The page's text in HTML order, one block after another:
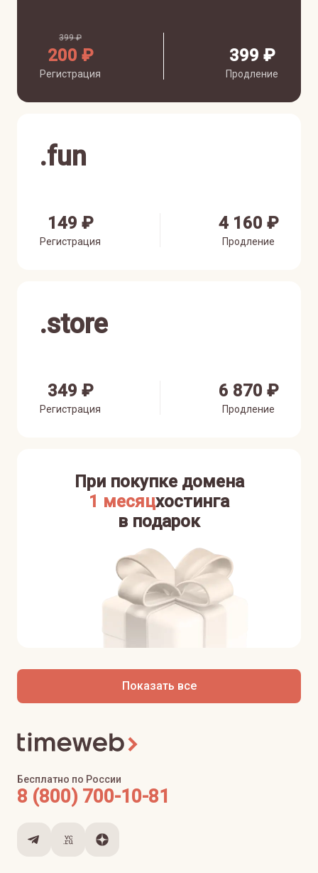
399 ₽
200 ₽
Регистрация
399 ₽
Продление
.fun
149 ₽
Регистрация
4 160 ₽
Продление
.store
349 ₽
Регистрация
6 870 ₽
Продление
При покупке домена
1 месяцхостинга
в подарок
Показать все
Бесплатно по России
8 (800) 700-10-81